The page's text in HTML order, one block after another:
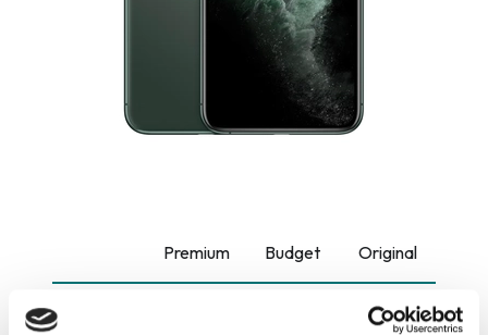
Budget
Premium Original
Bagcover -